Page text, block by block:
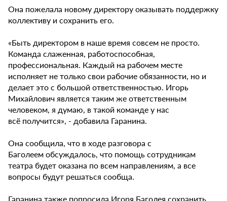
Она пожелала новому директору оказывать поддержку
коллективу и сохранить его.
«Быть директором в наше время совсем не просто.
Команда слаженная, работоспособная,
профессиональная. Каждый на рабочем месте
исполняет не только свои рабочие обязанности, но и
делает это с большой ответственностью. Игорь
Михайлович является таким же ответственным
человеком, я думаю, в такой команде у нас
всё получится», - добавила Гаранина.
Она сообщила, что в ходе разговора с
Баголеем обсуждалось, что помощь сотрудникам
театра будет оказана по всем направлениям, а все
вопросы будут решаться сообща.